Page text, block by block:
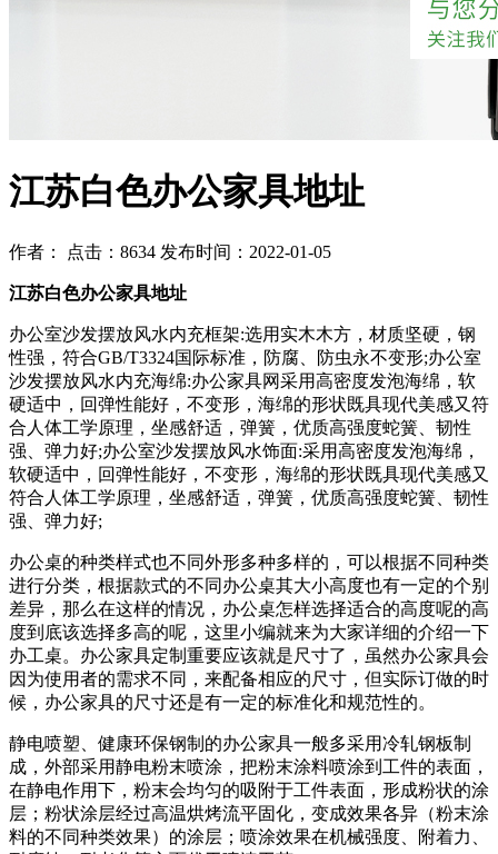
江苏白色办公家具地址
作者： 点击：8634 发布时间：2022-01-05
江苏白色办公家具地址
办公室沙发摆放风水内充框架:选用实木木方，材质坚硬，钢
性强，符合GB/T3324国际标准，防腐、防虫永不变形;办公室
沙发摆放风水内充海绵:办公家具网采用高密度发泡海绵，软
硬适中，回弹性能好，不变形，海绵的形状既具现代美感又符
合人体工学原理，坐感舒适，弹簧，优质高强度蛇簧、韧性
强、弹力好;办公室沙发摆放风水饰面:采用高密度发泡海绵，
软硬适中，回弹性能好，不变形，海绵的形状既具现代美感又
符合人体工学原理，坐感舒适，弹簧，优质高强度蛇簧、韧性
强、弹力好;
办公桌的种类样式也不同外形多种多样的，可以根据不同种类
进行分类，根据款式的不同办公桌其大小高度也有一定的个别
差异，那么在这样的情况，办公桌怎样选择适合的高度呢的高
度到底该选择多高的呢，这里小编就来为大家详细的介绍一下
办工桌。办公家具定制重要应该就是尺寸了，虽然办公家具会
因为使用者的需求不同，来配备相应的尺寸，但实际订做的时
候，办公家具的尺寸还是有一定的标准化和规范性的。
静电喷塑、健康环保钢制的办公家具一般多采用冷轧钢板制
成，外部采用静电粉末喷涂，把粉末涂料喷涂到工件的表面，
在静电作用下，粉末会均匀的吸附于工件表面，形成粉状的涂
层；粉状涂层经过高温烘烤流平固化，变成效果各异（粉末涂
料的不同种类效果）的涂层；喷涂效果在机械强度、附着力、